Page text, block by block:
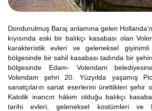
Dondurulmuş Baraj anlamına gelen
kıyısında eski bir balıkçı kasabası olan
karakteristik evleri ve geleneksel
bölgesinde bir sahil kasabası tadında bir
bölgesinde Edam- Volendam
Volendam şehri 20. Yüzyılda yaşamış
sanatçıların sanat eserlerini ürettikleri şehir
Katolik inancın hâkim olduğu balıkçı
tarihi evleri, geleneksel kostümleri ve